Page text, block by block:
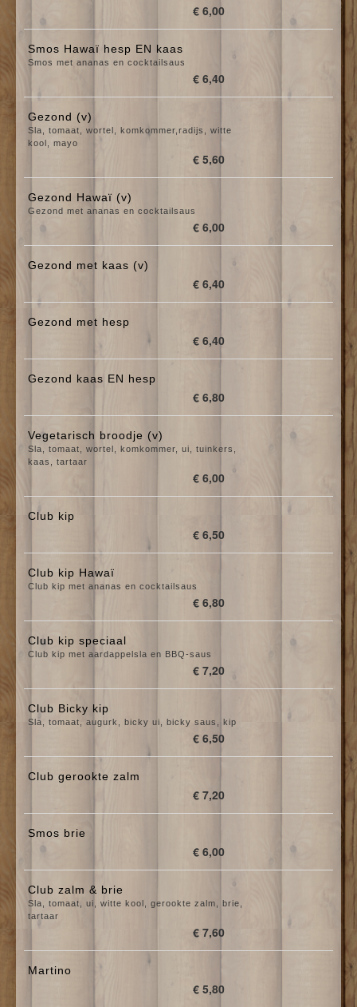
€ 6,00
Smos Hawaï hesp EN kaas
Smos met ananas en cocktailsaus
€ 6,40
Gezond (v)
Sla, tomaat, wortel, komkommer,radijs, witte
kool, mayo
€ 5,60
Gezond Hawaï (v)
Gezond met ananas en cocktailsaus
€ 6,00
Gezond met kaas (v)
€ 6,40
Gezond met hesp
€ 6,40
Gezond kaas EN hesp
€ 6,80
Vegetarisch broodje (v)
Sla, tomaat, wortel, komkommer, ui, tuinkers,
kaas, tartaar
€ 6,00
Club kip
€ 6,50
Club kip Hawaï
Club kip met ananas en cocktailsaus
€ 6,80
Club kip speciaal
Club kip met aardappelsla en BBQ-saus
€ 7,20
Club Bicky kip
Sla, tomaat, augurk, bicky ui, bicky saus, kip
€ 6,50
Club gerookte zalm
€ 7,20
Smos brie
€ 6,00
Club zalm & brie
Sla, tomaat, ui, witte kool, gerookte zalm, brie,
tartaar
€ 7,60
Martino
€ 5,80